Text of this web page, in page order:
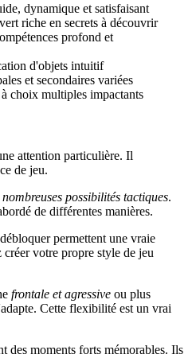
dynamique et satisfaisant
riche en secrets à découvrir
profond et
d'objets intuitif
et secondaires variées
choix multiples impactants
attention particulière. Il
de jeu.
nombreuses possibilités tactiques.
de différentes manières.
permettent une vraie
créer votre propre style de jeu
frontale et agressive ou plus
Cette flexibilité est un vrai
des moments forts mémorables. Ils